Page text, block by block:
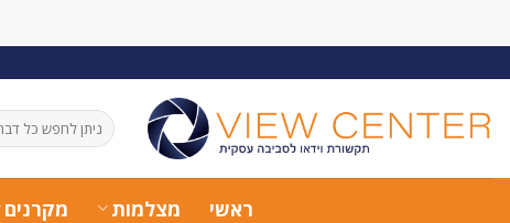
חיפוש
עבור:
ראשי מצלמות מקרנים